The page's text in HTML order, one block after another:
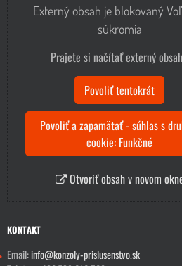
Externý obsah je blokovaný
súkromia
Prajete si načítať externý
Povoliť tentokrát
Povoliť a zapamätať - súhlas s
cookie: Funkčné
Otvoriť obsah v novom
KONTAKT
Email:info@konzoly-prislusenstvo.sk